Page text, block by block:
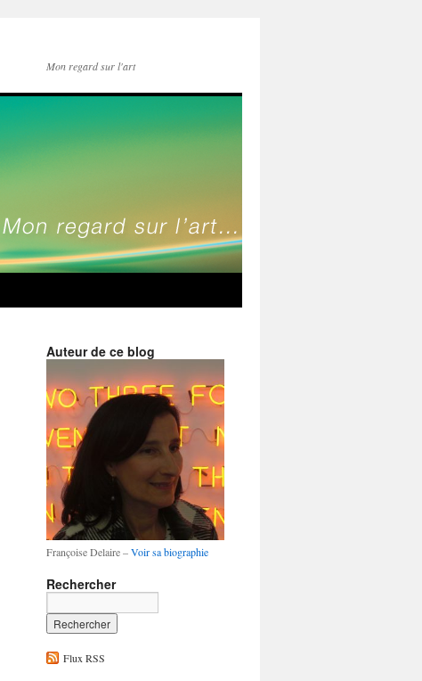
Mon regard sur l'art
Auteur de ce blog
Françoise Delaire –Voir sa biographie
Rechercher
Flux RSS